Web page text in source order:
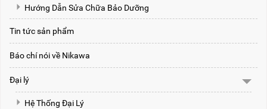
Hướng Dẫn Sửa Chữa Bảo Dưỡng
Tin tức sản phẩm
Báo chí nói về Nikawa
Đại lý
Hệ Thống Đại Lý